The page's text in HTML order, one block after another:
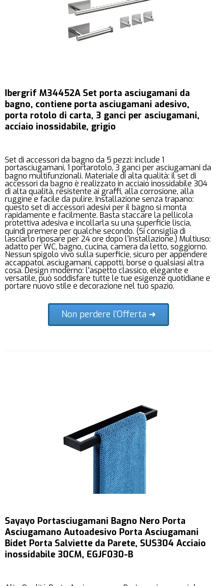
Ibergrif M34452A Set porta asciugamani da
bagno, contiene porta asciugamani adesivo,
porta rotolo di carta, 3 ganci per asciugamani,
acciaio inossidabile, grigio
Set di accessori da bagno da 5 pezzi: include 1
portasciugamani, 1 portarotolo, 3 ganci per asciugamani da
bagno multifunzionali. Materiale di alta qualità: il set di
accessori da bagno è realizzato in acciaio inossidabile 304
di alta qualità, resistente ai graffi, alla corrosione, alla
ruggine e facile da pulire. Installazione senza trapano:
questo set di accessori adesivi per il bagno si monta
rapidamente e facilmente. Basta staccare la pellicola
protettiva adesiva e incollarla su una superficie liscia,
quindi premere per qualche secondo. (Si consiglia di
lasciarlo riposare per 24 ore dopo l'installazione.) Multiuso:
adatto per WC, bagno, cucina, camera da letto, soggiorno.
Nessun spigolo vivo sulla superficie, sicuro per appendere
accappatoi, asciugamani, cappotti, borse o qualsiasi altra
cosa. Design moderno: l'aspetto classico, elegante e
versatile, può soddisfare tutte le tue esigenze quotidiane e
portare nuovo stile e decorazione nel tuo spazio.
Non perdere l'Offerta ➜
Sayayo Portasciugamani Bagno Nero Porta
Asciugamano Autoadesivo Porta Asciugamani
Bidet Porta Salviette da Parete, SUS304 Acciaio
inossidabile 30CM, EGJF030-B